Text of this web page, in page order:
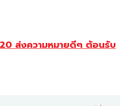
ส่งความหมายดีๆ ต้อนรับ